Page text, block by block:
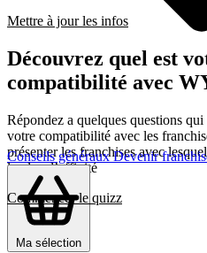
Conseils générauxDevenir
Ma sélection
Mettre à jour les infos
Découvrez quel est
compatibilité avec
Répondez a quelques questions
votre compatibilité avec les
présenter les franchises avec
le plus d’affinité
Commencer le quizz